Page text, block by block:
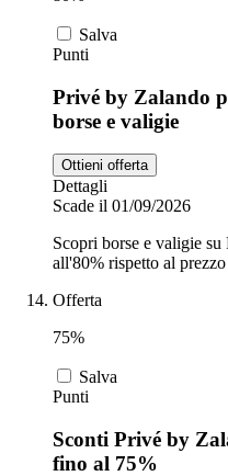
Salva
Punti
Privé by Zalando
borse e valigie
Ottieni offerta
Dettagli
Scade il 01/09/2026
Scopri borse e valigie
all'80% rispetto al
Offerta
75%
Salva
Punti
Sconti Privé by
fino al 75%